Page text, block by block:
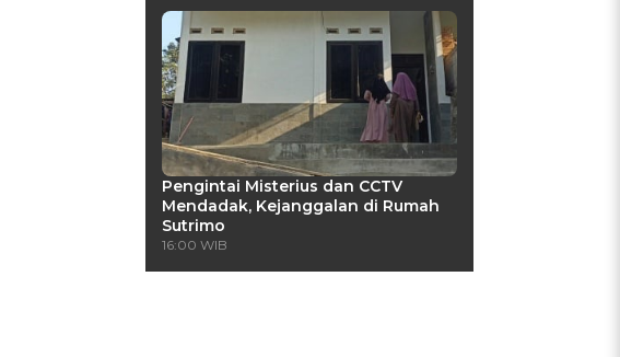
Pengintai Misterius dan CCTV
Mendadak, Kejanggalan di Rumah
Sutrimo
16:00 WIB